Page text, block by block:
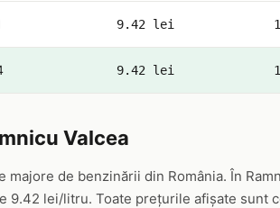
9.42 lei
9.42 lei
Valcea
de benzinării din România. În
9.42 lei/litru. Toate prețurile afișate sunt